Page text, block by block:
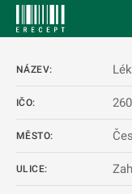
NÁZEV:
IČO:
MĚSTO:
ULICE: